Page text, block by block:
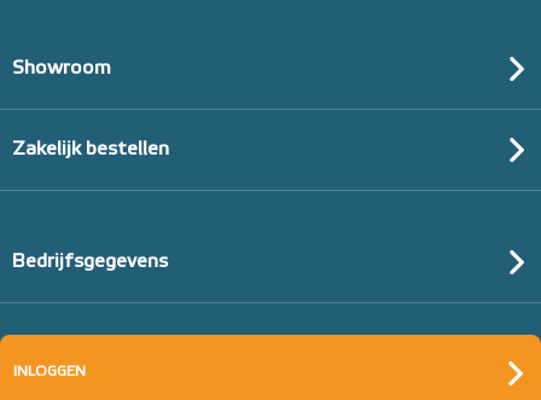
Showroom
Zakelijk bestellen
Bedrijfsgegevens
INLOGGEN